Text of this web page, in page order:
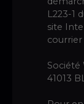
L223-1
site
courrier
Société
41013